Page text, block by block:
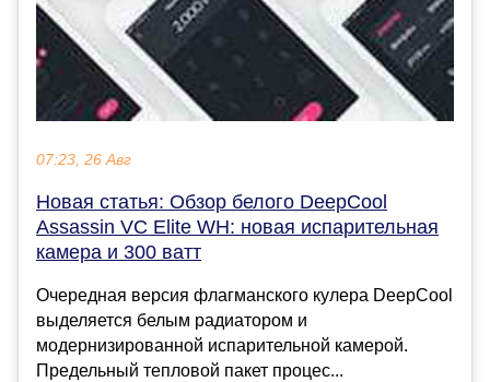
07:23, 26 Авг
Новая статья: Обзор белого DeepCool
Assassin VC Elite WH: новая испарительная
камера и 300 ватт
Очередная версия флагманского кулера DeepCool
выделяется белым радиатором и
модернизированной испарительной камерой.
Предельный тепловой пакет процес...